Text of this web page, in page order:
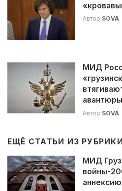
Автор SOVA
МИД
Автор SOVA
ЕЩЁ СТАТЬИ ИЗ
МИД
войны-